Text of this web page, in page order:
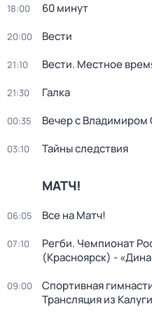
18:00 60 минут
20:00 Вести
21:10 Вести. Местное
21:30 Галка
00:35 Вечер с
03:10 Тайны следствия
МАТЧ!
06:05 Все на Матч!
07:10
Регби. Чемпионат
(Красноярск) -
09:00
Спортивная
Трансляция из Калуги